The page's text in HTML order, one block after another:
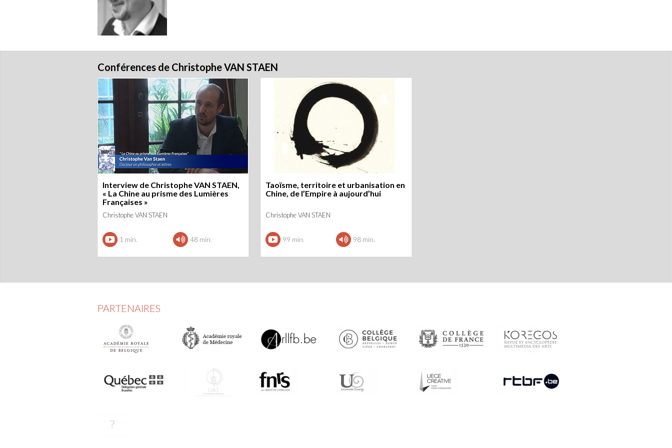
Conférences de Christophe VAN STAEN
Interview de Christophe VAN STAEN,
« La Chine au prisme des Lumières
Françaises »
Christophe VAN STAEN
1 min. 48 min.
Taoïsme, territoire et urbanisation en
Chine, de l’Empire à aujourd’hui
Christophe VAN STAEN
99 min. 98 min.
PARTENAIRES